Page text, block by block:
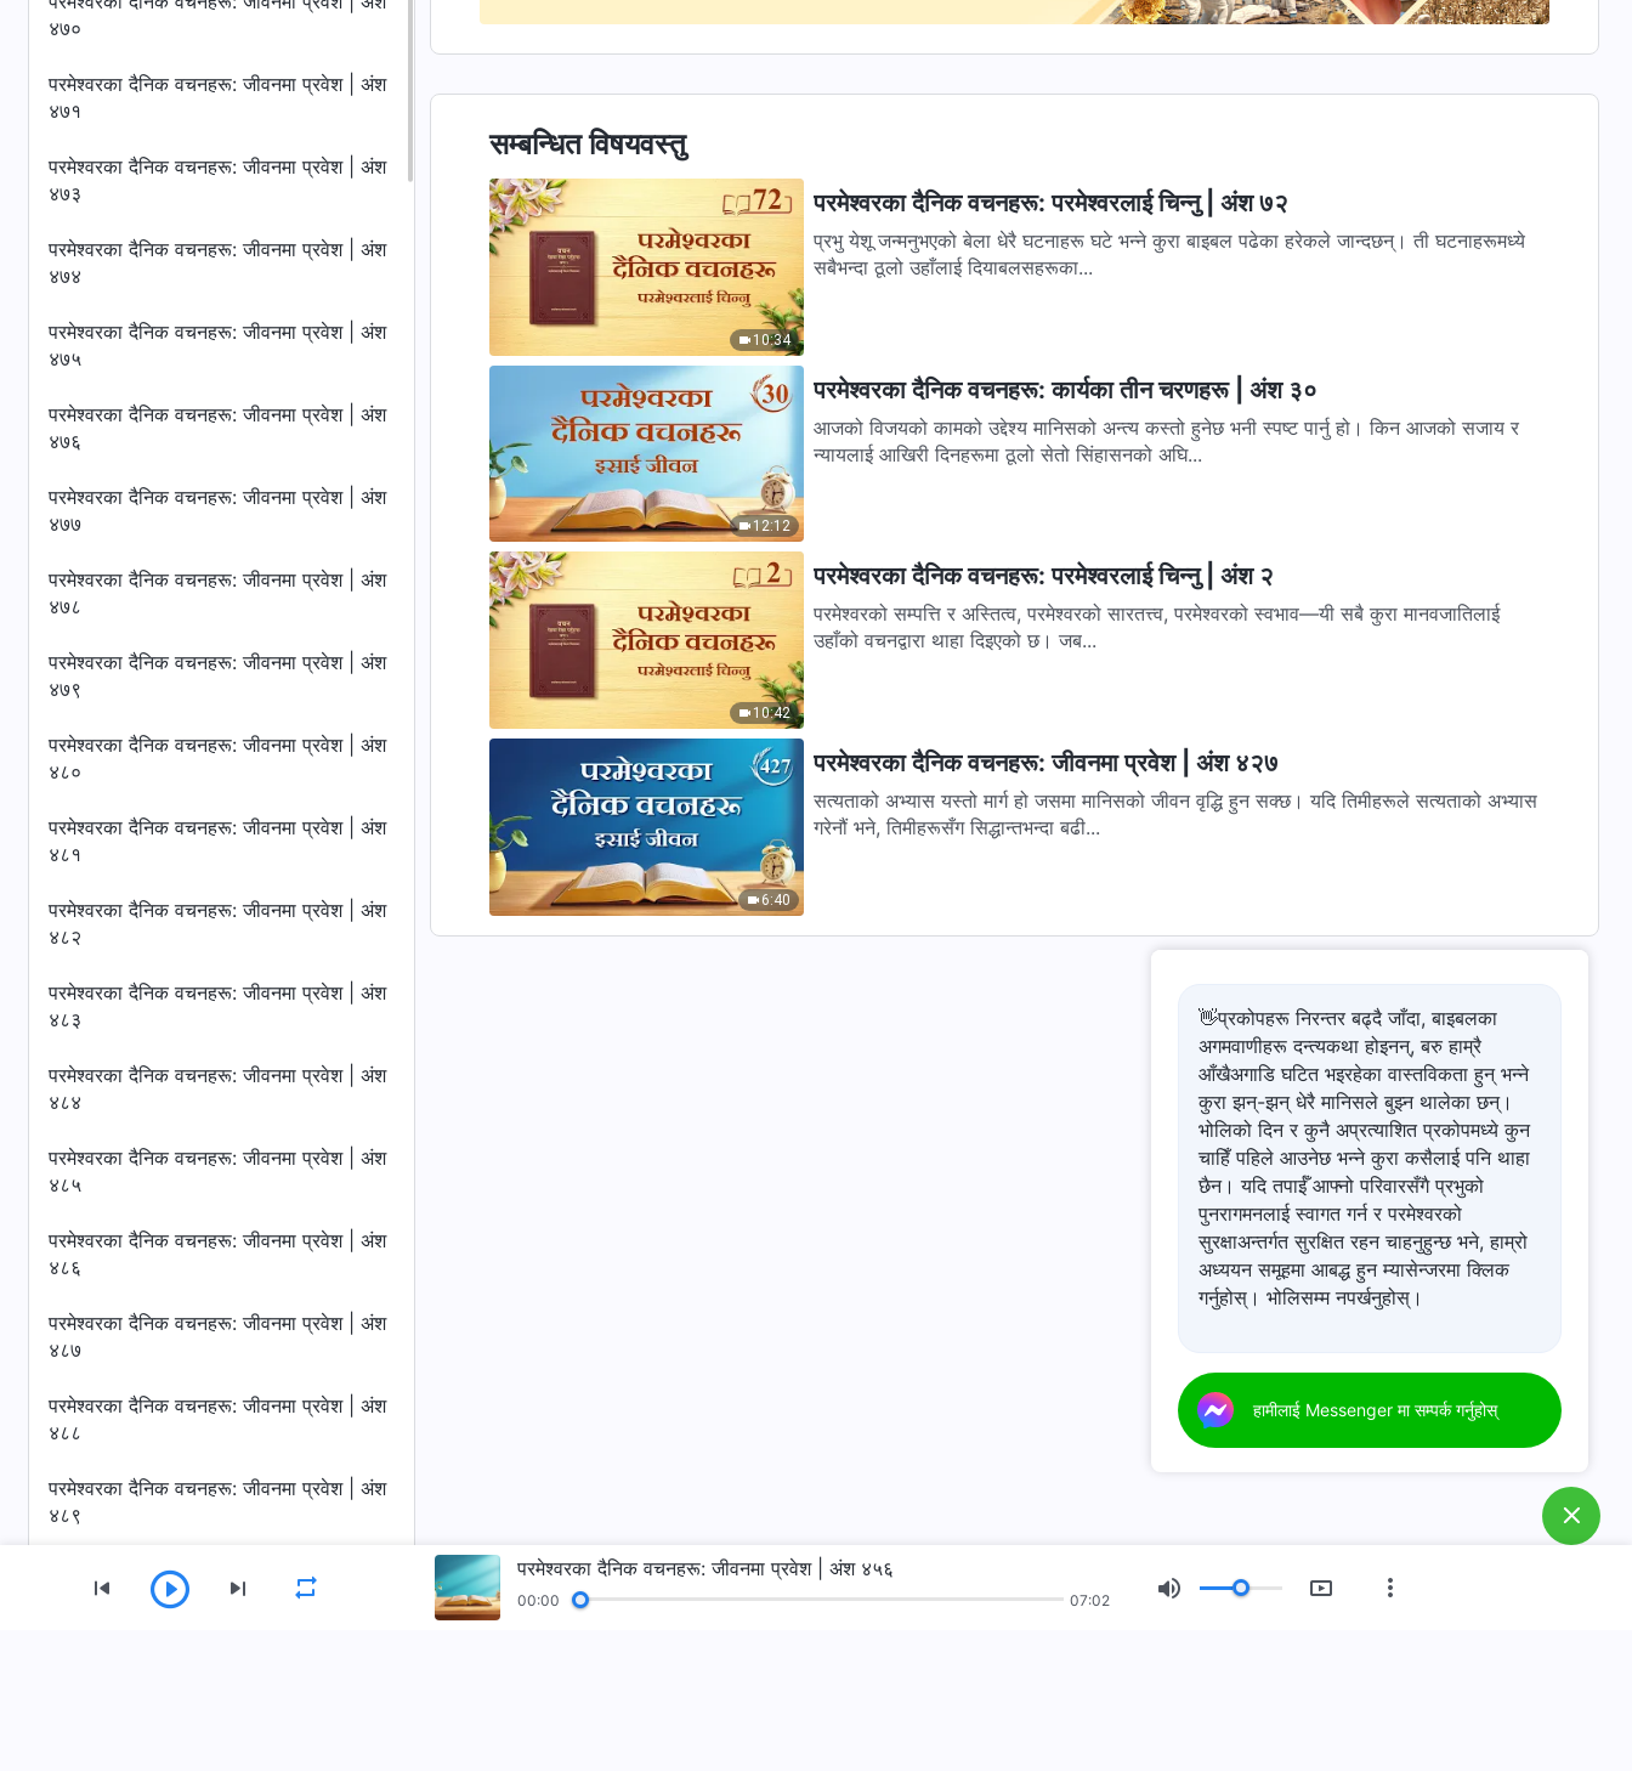
४७०
परमेश्‍वरका दैनिक वचनहरू: जीवनमा प्रवेश | अंश
४७१
परमेश्‍वरका दैनिक वचनहरू: जीवनमा प्रवेश | अंश
४७३
परमेश्‍वरका दैनिक वचनहरू: जीवनमा प्रवेश | अंश
४७४
परमेश्‍वरका दैनिक वचनहरू: जीवनमा प्रवेश | अंश
४७५
परमेश्‍वरका दैनिक वचनहरू: जीवनमा प्रवेश | अंश
४७६
परमेश्‍वरका दैनिक वचनहरू: जीवनमा प्रवेश | अंश
४७७
परमेश्‍वरका दैनिक वचनहरू: जीवनमा प्रवेश | अंश
४७८
परमेश्‍वरका दैनिक वचनहरू: जीवनमा प्रवेश | अंश
४७९
परमेश्‍वरका दैनिक वचनहरू: जीवनमा प्रवेश | अंश
४८०
परमेश्‍वरका दैनिक वचनहरू: जीवनमा प्रवेश | अंश
४८१
परमेश्‍वरका दैनिक वचनहरू: जीवनमा प्रवेश | अंश
४८२
परमेश्‍वरका दैनिक वचनहरू: जीवनमा प्रवेश | अंश
४८३
परमेश्‍वरका दैनिक वचनहरू: जीवनमा प्रवेश | अंश
४८४
परमेश्‍वरका दैनिक वचनहरू: जीवनमा प्रवेश | अंश
४८५
परमेश्‍वरका दैनिक वचनहरू: जीवनमा प्रवेश | अंश
४८६
परमेश्‍वरका दैनिक वचनहरू: जीवनमा प्रवेश | अंश
४८७
परमेश्‍वरका दैनिक वचनहरू: जीवनमा प्रवेश | अंश
४८८
परमेश्‍वरका दैनिक वचनहरू: जीवनमा प्रवेश | अंश
४८९
परमेश्‍वरका दैनिक वचनहरू: जीवनमा प्रवेश | अंश
सम्बन्धित विषयवस्तु
10:34
परमेश्‍वरका दैनिक वचनहरू: परमेश्‍वरलाई चिन्‍नु | अंश ७२
प्रभु येशू जन्मनुभएको बेला धेरै घटनाहरू घटे भन्‍ने कुरा बाइबल पढेका हरेकले जान्दछन्। ती घटनाहरूमध्ये
सबैभन्दा ठूलो उहाँलाई दियाबलसहरूका...
12:12
परमेश्‍वरका दैनिक वचनहरू: कार्यका तीन चरणहरू | अंश ३०
आजको विजयको कामको उद्देश्य मानिसको अन्त्य कस्तो हुनेछ भनी स्पष्ट पार्नु हो। किन आजको सजाय र
न्यायलाई आखिरी दिनहरूमा ठूलो सेतो सिंहासनको अघि...
10:42
परमेश्‍वरका दैनिक वचनहरू: परमेश्‍वरलाई चिन्‍नु | अंश २
परमेश्‍वरको सम्पत्ति र अस्तित्व, परमेश्‍वरको सारतत्त्व, परमेश्‍वरको स्वभाव—यी सबै कुरा मानवजातिलाई
उहाँको वचनद्वारा थाहा दिइएको छ। जब...
6:40
परमेश्‍वरका दैनिक वचनहरू: जीवनमा प्रवेश | अंश ४२७
सत्यताको अभ्यास यस्तो मार्ग हो जसमा मानिसको जीवन वृद्धि हुन सक्छ। यदि तिमीहरूले सत्यताको अभ्यास
गरेनौं भने, तिमीहरूसँग सिद्धान्तभन्दा बढी...
👋प्रकोपहरू निरन्तर बढ्दै जाँदा, बाइबलका
अगमवाणीहरू दन्त्यकथा होइनन्, बरु हाम्रै
आँखैअगाडि घटित भइरहेका वास्तविकता हुन् भन्ने
कुरा झन्-झन् धेरै मानिसले बुझ्न थालेका छन्।
भोलिको दिन र कुनै अप्रत्याशित प्रकोपमध्ये कुन
चाहिँ पहिले आउनेछ भन्ने कुरा कसैलाई पनि थाहा
छैन। यदि तपाईँ आफ्नो परिवारसँगै प्रभुको
पुनरागमनलाई स्वागत गर्न र परमेश्‍वरको
सुरक्षाअन्तर्गत सुरक्षित रहन चाहनुहुन्छ भने, हाम्रो
अध्ययन समूहमा आबद्ध हुन म्यासेन्जरमा क्लिक
गर्नुहोस्। भोलिसम्म नपर्खनुहोस्।
हामीलाई Messenger मा सम्पर्क गर्नुहोस्
परमेश्‍वरका दैनिक वचनहरू: जीवनमा प्रवेश | अंश ४५६
00:00 07:02